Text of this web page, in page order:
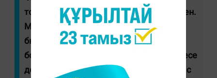
тоқталайын. Штабта алгоритм бекітілген.
Малына құжаты болса, (шығын)
бюджеттен төленеді, ал малға құжат
болмаса, тіркелмесе, (шығын) қор немесе
демеушілер арқылы өтеледі. Бұл жұмыс